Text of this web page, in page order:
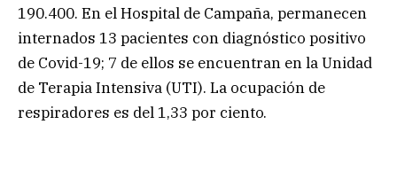
190.400. En el Hospital de Campaña, permanecen
internados 13 pacientes con diagnóstico positivo
de Covid-19; 7 de ellos se encuentran en la Unidad
de Terapia Intensiva (UTI). La ocupación de
respiradores es del 1,33 por ciento.